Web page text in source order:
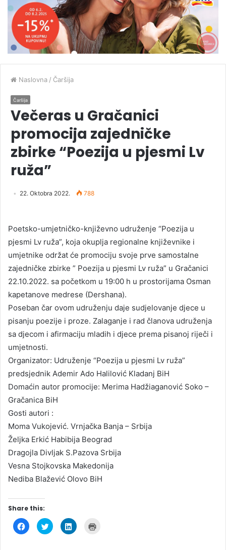
Naslovna / Čaršija
Čaršija
Večeras u Gračanici
promocija zajedničke
zbirke “Poezija u pjesmi Lv
ruža”
22. Oktobra 2022. 788
Poetsko-umjetničko-književno udruženje “Poezija u
pjesmi Lv ruža”, koja okuplja regionalne književnike i
umjetnike održat će promociju svoje prve samostalne
zajedničke zbirke ” Poezija u pjesmi Lv ruža” u Gračanici
22.10.2022. sa početkom u 19:00 h u prostorijama Osman
kapetanove medrese (Dershana).
Poseban čar ovom udruženju daje sudjelovanje djece u
pisanju poezije i proze. Zalaganje i rad članova udruženja
sa djecom i afirmaciju mladih i djece prema pisanoj riječi i
umjetnosti.
Organizator: Udruženje “Poezija u pjesmi Lv ruža”
predsjednik Ademir Ado Halilović Kladanj BiH
Domaćin autor promocije: Merima Hadžiaganović Soko –
Gračanica BiH
Gosti autori :
Moma Vukojević. Vrnjačka Banja – Srbija
Željka Erkić Habibija Beograd
Dragojla Divljak S.Pazova Srbija
Vesna Stojkovska Makedonija
Nediba Blažević Olovo BiH
Share this:
C
l
C
l
C
l